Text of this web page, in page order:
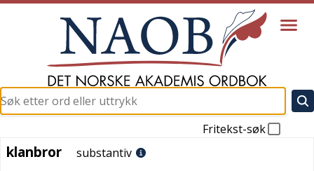
Fritekst-søk
klanbror
klanbror substantiv